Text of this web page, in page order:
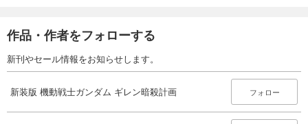
作品・作者をフォローする
新刊やセール情報をお知らせします。
新装版 機動戦士ガンダム ギレン暗殺計画 フォロー